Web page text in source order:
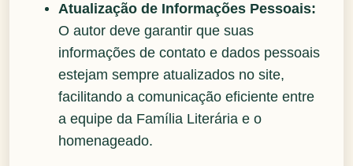
Atualização de Informações Pessoais:
O autor deve garantir que suas
informações de contato e dados pessoais
estejam sempre atualizados no site,
facilitando a comunicação eficiente entre
a equipe da Família Literária e o
homenageado.